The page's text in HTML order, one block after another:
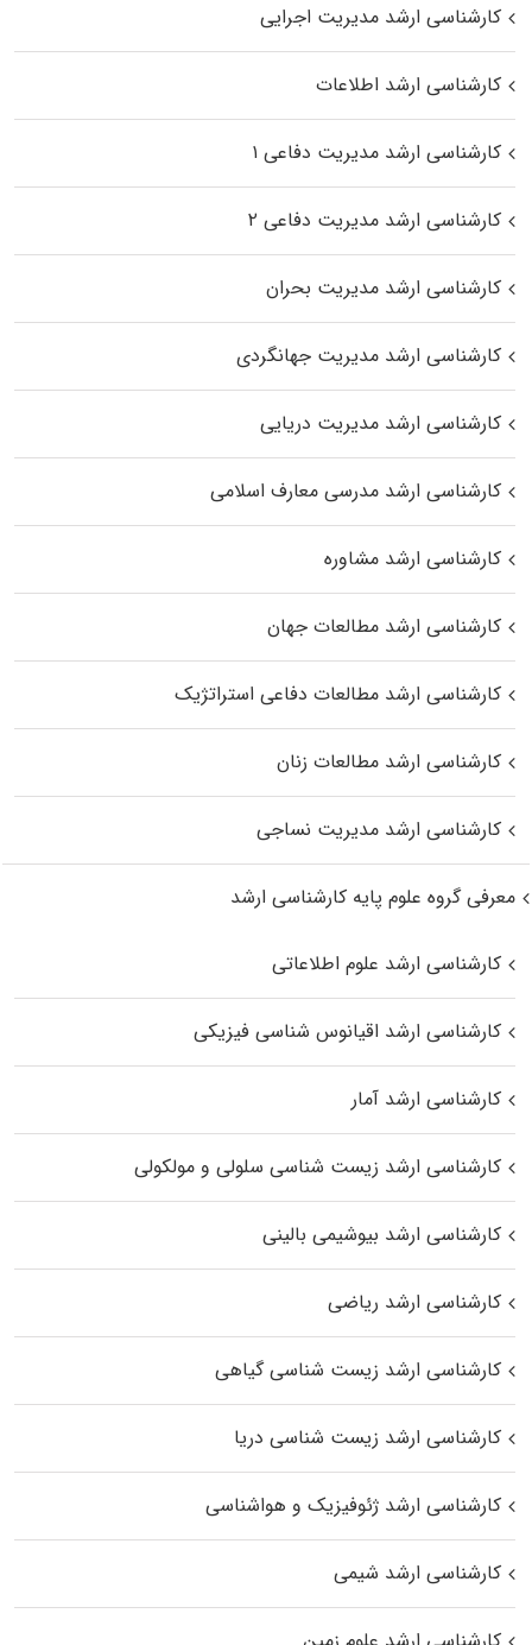
کارشناسی ارشد مدیریت اجرایی
کارشناسی ارشد اطلاعات
کارشناسی ارشد مدیریت دفاعی ۱
کارشناسی ارشد مدیریت دفاعی ۲
کارشناسی ارشد مدیریت بحران
کارشناسی ارشد مدیریت جهانگردی
کارشناسی ارشد مدیریت دریایی
کارشناسی ارشد مدرسی معارف اسلامی
کارشناسی ارشد مشاوره
کارشناسی ارشد مطالعات جهان
کارشناسی ارشد مطالعات دفاعی استراتژیک
کارشناسی ارشد مطالعات زنان
کارشناسی ارشد مدیریت نساجی
معرفی گروه علوم پایه کارشناسی ارشد
کارشناسی ارشد علوم اطلاعاتی
کارشناسی ارشد اقیانوس‌ شناسی فیزیکی
کارشناسی ارشد آمار
کارشناسی ارشد زیست شناسی سلولی و مولکولی
کارشناسی ارشد بیوشیمی بالینی
کارشناسی ارشد ریاضی
کارشناسی ارشد زیست‌ شناسی گیاهی
کارشناسی ارشد زیست‌ شناسی دریا
کارشناسی ارشد ژئوفیزیک و هواشناسی
کارشناسی ارشد شیمی